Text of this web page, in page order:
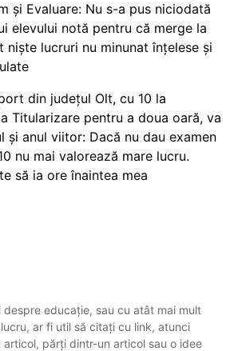
și Evaluare: Nu s-a pus niciodată
elevului notă pentru că merge la
niște lucruri nu minunat înțelese și
din județul Olt, cu 10 la
Titularizare pentru a doua oară, va
și anul viitor: Dacă nu dau examen
nu mai valorează mare lucru.
să ia ore înaintea mea
despre educație, sau cu atât mai mult
ar fi util să citați cu link, atunci
părți dintr-un articol sau o idee